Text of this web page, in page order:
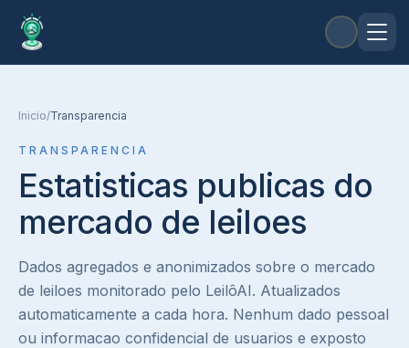
Inicio/Transparencia
TRANSPARENCIA
Estatisticas publicas do
mercado de leiloes
Dados agregados e anonimizados sobre o mercado
de leiloes monitorado pelo LeilôAI. Atualizados
automaticamente a cada hora. Nenhum dado pessoal
ou informacao confidencial de usuarios e exposto